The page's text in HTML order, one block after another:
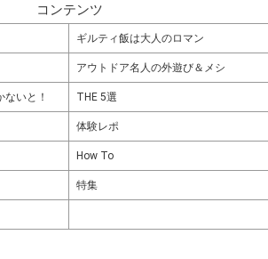
コンテンツ
ギルティ飯は大人のロマン
アウトドア名人の外遊び＆メシ
いと！ THE 5選
体験レポ
How To
特集